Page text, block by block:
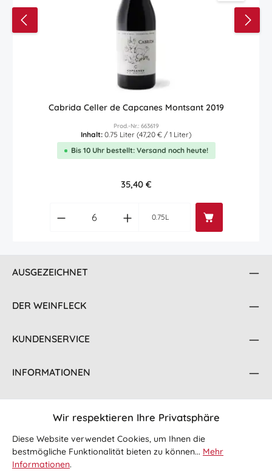
Cabrida Celler de Capcanes Montsant 2019
Prod.-Nr.: 663619
Inhalt: 0.75 Liter (47,20 € / 1 Liter)
Bis 10 Uhr bestellt: Versand noch heute!
Regulärer Preis:
35,40 €
Produkt Anzahl: Gib den gewünschten
0.75L
AUSGEZEICHNET
DER WEINFLECK
KUNDENSERVICE
INFORMATIONEN
FOLGE UNS
Wir respektieren Ihre Privatsphäre
Diese Website verwendet Cookies, um Ihnen die
bestmögliche Funktionalität bieten zu können... Mehr
Informationen.